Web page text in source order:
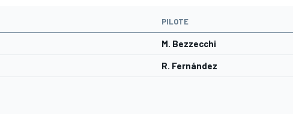
PILOTE
M. Bezzecchi
R. Fernández